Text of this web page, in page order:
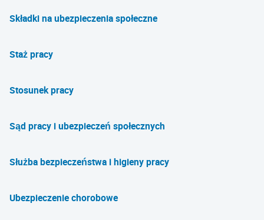
Składki na ubezpieczenia społeczne
Staż pracy
Stosunek pracy
Sąd pracy i ubezpieczeń społecznych
Służba bezpieczeństwa i higieny pracy
Ubezpieczenie chorobowe